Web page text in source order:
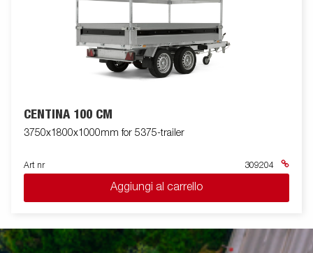
CENTINA 100 CM
3750x1800x1000mm for 5375-trailer
Art nr 309204
Aggiungi al carrello